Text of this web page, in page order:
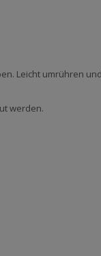
Leicht umrühren
werden.